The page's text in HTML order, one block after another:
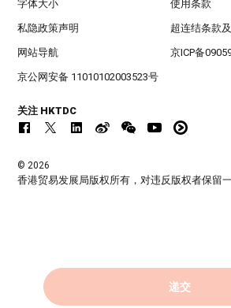
递交
字体大小 使用条款
私隐政策声明 超连结条款
网站导航 京ICP备
京公网安备 11010102003523号
关注 HKTDC
© 2026
香港贸易发展局版权所有，对违反版权者保留